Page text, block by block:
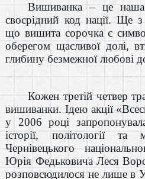
Вишиванка – це наша
своєрідний код нації. Ще
що вишита сорочка є
оберегом щасливої долі,
глибину безмежної любові
Кожен третій четвер
вишиванки. Ідею акції
у 2006 році
історії, політології та
Чернівецького
Юрія Федьковича Леся
розповсюдилося не лише в